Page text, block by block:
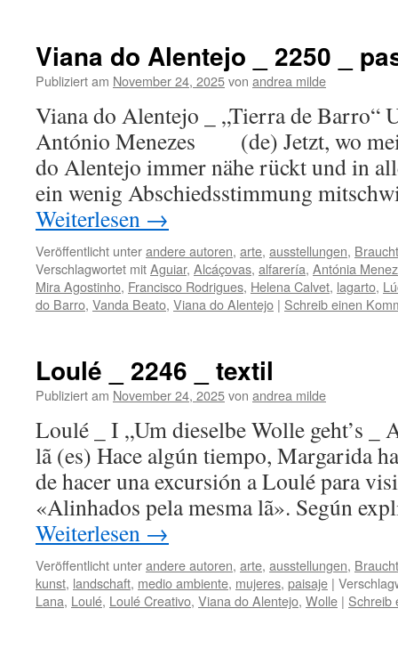
Viana do Alentejo _ 2250 _
Publiziert am November 24, 2025von andrea milde
Viana do Alentejo _ „Tierra de Barro“
António Menezes (de) Jetzt, wo
do Alentejo immer nähe rückt und in
ein wenig Abschiedsstimmung
Weiterlesen →
Veröffentlicht unterandere autoren, arte, ausstellungen,
Verschlagwortet mitAguiar, Alcáçovas, alfarería, Antónia
Mira Agostinho, Francisco Rodrigues, Helena Calvet, lagarto,
do Barro, Vanda Beato, Viana do Alentejo | Schreib einen
Loulé _ 2246 _ textil
Publiziert am November 24, 2025von andrea milde
Loulé _ I „Um dieselbe Wolle geht’s _
lã (es) Hace algún tiempo, Margarida
de hacer una excursión a Loulé para
«Alinhados pela mesma lã». Según
Weiterlesen →
Veröffentlicht unterandere autoren, arte, ausstellungen,
kunst, landschaft, medio ambiente, mujeres, paisaje |
Lana, Loulé, Loulé Creativo, Viana do Alentejo, Wolle | Schreib